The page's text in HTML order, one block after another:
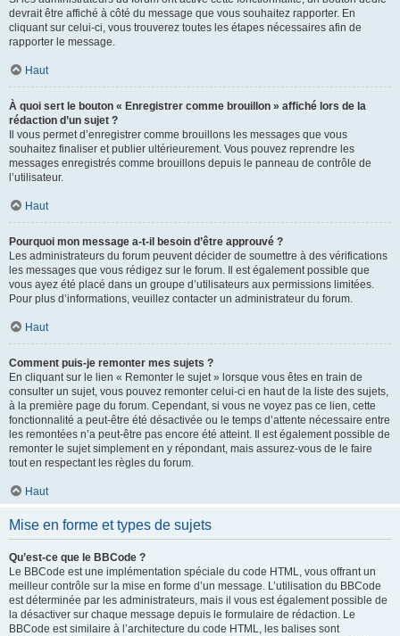
devrait être affiché à côté du message que vous souhaitez rapporter. En
cliquant sur celui-ci, vous trouverez toutes les étapes nécessaires afin de
rapporter le message.
Haut
À quoi sert le bouton « Enregistrer comme brouillon » affiché lors de la
rédaction d’un sujet ?
Il vous permet d’enregistrer comme brouillons les messages que vous
souhaitez finaliser et publier ultérieurement. Vous pouvez reprendre les
messages enregistrés comme brouillons depuis le panneau de contrôle de
l’utilisateur.
Haut
Pourquoi mon message a-t-il besoin d’être approuvé ?
Les administrateurs du forum peuvent décider de soumettre à des vérifications
les messages que vous rédigez sur le forum. Il est également possible que
vous ayez été placé dans un groupe d’utilisateurs aux permissions limitées.
Pour plus d’informations, veuillez contacter un administrateur du forum.
Haut
Comment puis-je remonter mes sujets ?
En cliquant sur le lien « Remonter le sujet » lorsque vous êtes en train de
consulter un sujet, vous pouvez remonter celui-ci en haut de la liste des sujets,
à la première page du forum. Cependant, si vous ne voyez pas ce lien, cette
fonctionnalité a peut-être été désactivée ou le temps d’attente nécessaire entre
les remontées n’a peut-être pas encore été atteint. Il est également possible de
remonter le sujet simplement en y répondant, mais assurez-vous de le faire
tout en respectant les règles du forum.
Haut
Mise en forme et types de sujets
Qu’est-ce que le BBCode ?
Le BBCode est une implémentation spéciale du code HTML, vous offrant un
meilleur contrôle sur la mise en forme d’un message. L’utilisation du BBCode
est déterminée par les administrateurs, mais il vous est également possible de
la désactiver sur chaque message depuis le formulaire de rédaction. Le
BBCode est similaire à l’architecture du code HTML, les balises sont